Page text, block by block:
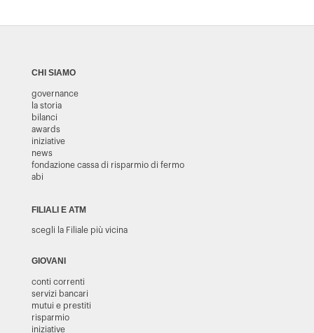
CHI SIAMO
governance
la storia
bilanci
awards
iniziative
news
fondazione cassa di risparmio di fermo
abi
FILIALI E ATM
scegli la Filiale più vicina
GIOVANI
conti correnti
servizi bancari
mutui e prestiti
risparmio
iniziative